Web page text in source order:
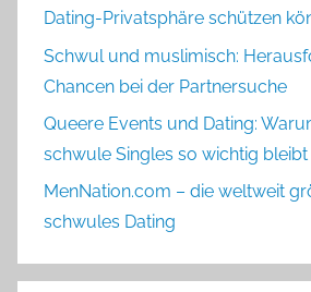
Dating-Privatsphäre schützen
Schwul und muslimisch:
Chancen bei der Partnersuche
Queere Events und Dating:
schwule Singles so wichtig bleibt
MenNation.com – die weltweit
schwules Dating